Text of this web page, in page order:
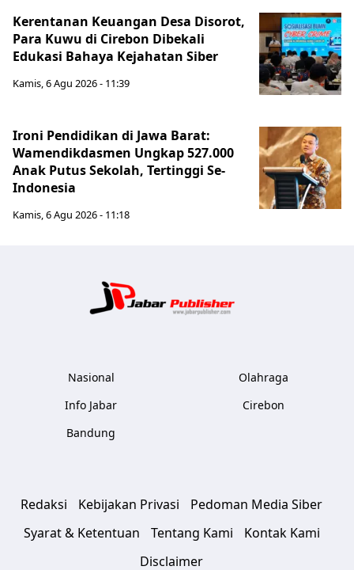
Kerentanan Keuangan Desa Disorot,
Para Kuwu di Cirebon Dibekali
Edukasi Bahaya Kejahatan Siber
Kamis, 6 Agu 2026 - 11:39
Ironi Pendidikan di Jawa Barat:
Wamendikdasmen Ungkap 527.000
Anak Putus Sekolah, Tertinggi Se-
Indonesia
Kamis, 6 Agu 2026 - 11:18
Nasional
Info Jabar
Bandung
Olahraga
Cirebon
Redaksi Kebijakan Privasi
Pedoman Media Siber
Syarat & Ketentuan
Tentang Kami
Kontak Kami
Disclaimer